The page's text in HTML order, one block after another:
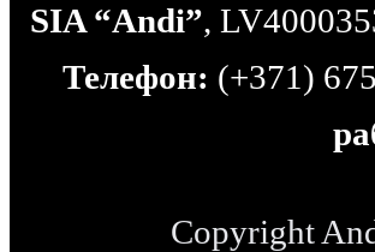
SIA “Andi”,
Телефон: (+371)
Copyright